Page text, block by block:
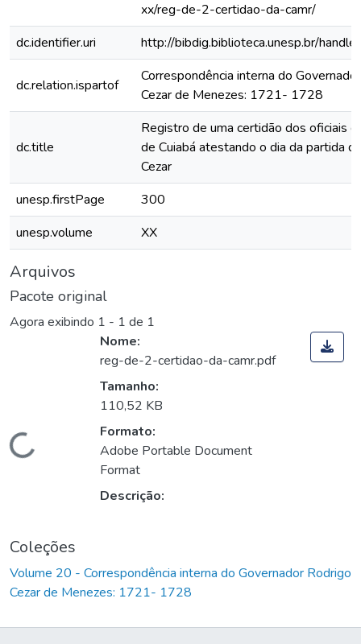
xx/reg-de-2-certidao-da-camr/
dc.identifier.uri
http://bibdig.biblioteca.unesp.br/
dc.relation.ispartof
Correspondência interna do
Cezar de Menezes: 1721- 1728
dc.title
Registro de uma certidão dos oficiais
de Cuiabá atestando o dia da partida
Cezar
unesp.firstPage
300
unesp.volume
XX
Arquivos
Pacote original
Agora exibindo 1 - 1 de 1
Carregando...
Nome:
reg-de-2-certidao-da-camr.pdf
Tamanho:
110,52 KB
Formato:
Adobe Portable Document
Format
Descrição:
Coleções
Volume 20 - Correspondência interna do Governador Rodrigo
Cezar de Menezes: 1721- 1728